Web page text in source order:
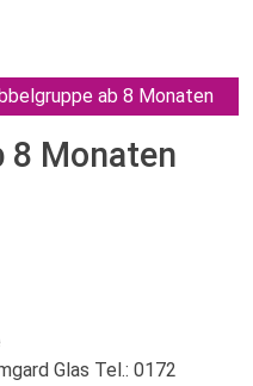
ab 8 Monaten
8 Monaten
Glas Tel.: 0172